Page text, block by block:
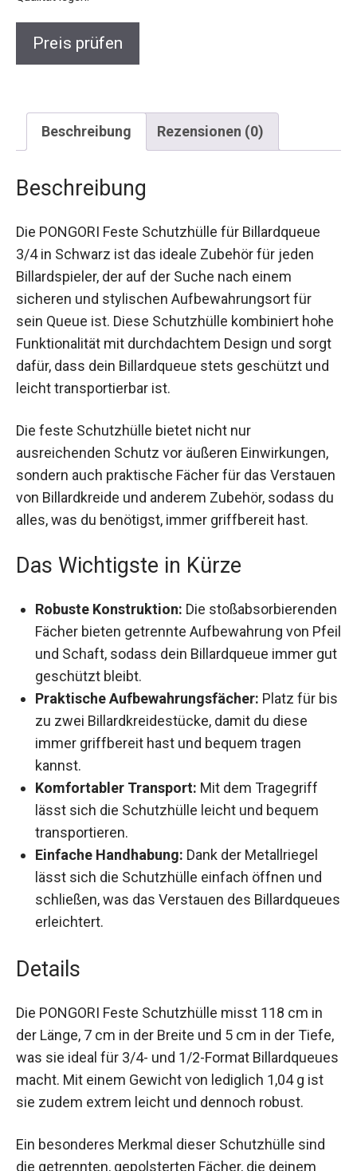
Beschreibung Rezensionen (0)
Beschreibung
3/4 in Schwarz ist das ideale Zubehör für jeden
Billardspieler, der auf der Suche nach einem
sicheren und stylischen Aufbewahrungsort für
sein Queue ist. Diese Schutzhülle kombiniert
hohe Funktionalität mit durchdachtem Design
und sorgt dafür, dass dein Billardqueue stets
geschützt und leicht transportierbar ist.
ausreichenden Schutz vor äußeren Einwirkungen,
sondern auch praktische Fächer für das
Verstauen von Billardkreide und anderem
Zubehör, sodass du alles, was du benötigst,
immer griffbereit hast.
Das Wichtigste in Kürze
Robuste Konstruktion: Die
stoßabsorbierenden Fächer bieten getrennte
Aufbewahrung von Pfeil und Schaft, sodass
dein Billardqueue immer gut geschützt bleibt.
Praktische Aufbewahrungsfächer: Platz für
bis zu zwei Billardkreidestücke, damit du
diese immer griffbereit hast und bequem
tragen kannst.
Komfortabler Transport: Mit dem Tragegriff
lässt sich die Schutzhülle leicht und bequem
transportieren.
Einfache Handhabung: Dank der Metallriegel
lässt sich die Schutzhülle einfach öffnen und
schließen, was das Verstauen des
Billardqueues erleichtert.
Details
Die PONGORI Feste Schutzhülle misst 118 cm in
der Länge, 7 cm in der Breite und 5 cm in der
Tiefe, was sie ideal für 3/4- und 1/2-Format
Billardqueues macht. Mit einem Gewicht von
lediglich 1,04 g ist sie zudem extrem leicht und
dennoch robust.